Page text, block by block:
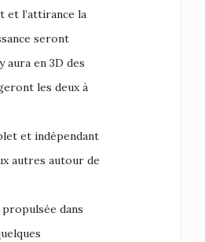
et l’attirance la
seront
aura en 3D des
les deux à
et indépendant
autres autour de
dans